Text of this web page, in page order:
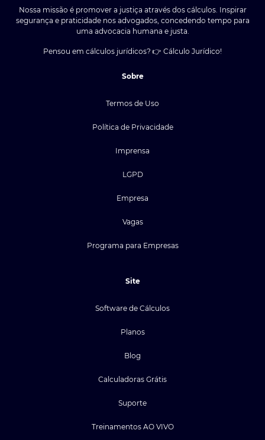
Nossa missão é promover a justiça através dos cálculos. Inspirar
segurança e praticidade nos advogados, concedendo tempo para
uma advocacia humana e justa.
Pensou em cálculos jurídicos? 👉 Cálculo Jurídico!
Sobre
Termos de Uso
Política de Privacidade
Imprensa
LGPD
Empresa
Vagas
Programa para Empresas
Site
Software de Cálculos
Planos
Blog
Calculadoras Grátis
Suporte
Treinamentos AO VIVO